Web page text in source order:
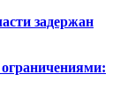
задержан